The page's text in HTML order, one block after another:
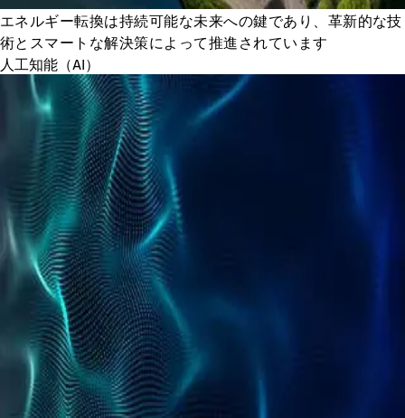
エネルギー転換は持続可能な未来への鍵であり、革新的な技
術とスマートな解決策によって推進されています
人工知能（AI）